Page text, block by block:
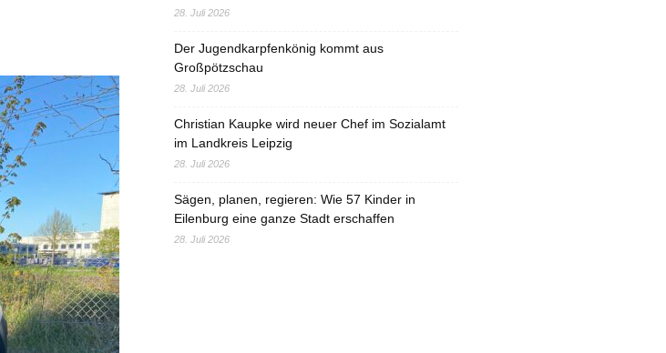
28. Juli 2026
Der Jugendkarpfenkönig kommt aus
Großpötzschau
28. Juli 2026
Christian Kaupke wird neuer Chef im Sozialamt
im Landkreis Leipzig
28. Juli 2026
Sägen, planen, regieren: Wie 57 Kinder in
Eilenburg eine ganze Stadt erschaffen
28. Juli 2026